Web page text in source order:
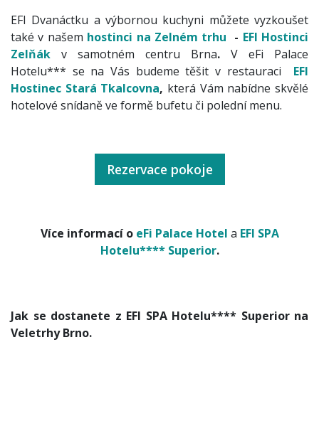
EFI Dvanáctku a výbornou kuchyni můžete vyzkoušet
také v našem hostinci na Zelném trhu - EFI Hostinci
Zelňák
v samotném centru Brna. V eFi Palace
Hotelu*** se na Vás budeme těšit v restauraci
EFI
Hostinec Stará Tkalcovna, která Vám nabídne skvělé
hotelové snídaně ve formě bufetu či polední menu.
Rezervace pokoje
Více informací o eFi Palace Hotel a EFI SPA
Hotelu**** Superior.
Jak se dostanete z EFI SPA Hotelu**** Superior na
Veletrhy Brno.